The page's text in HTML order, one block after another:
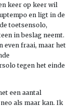
keer op keer wil
en ligt in de
toetsensolo,
in beslag neemt.
even fraai, maar het
tegen het einde
een aantal
als maar kan. Ik